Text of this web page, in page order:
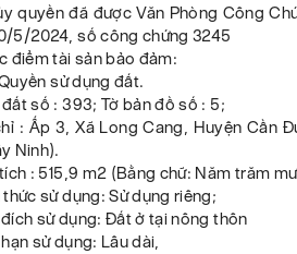
quyền đã được Văn Phòng Công
5/2024, số công chứng 3245
điểm tài sản bảo đảm:
sử dụng đất.
đất số : 393; Tờ bản đồ số : 5;
: Ấp 3, Xã Long Cang, Huyện Cần
Ninh).
: 515,9 m2 (Bằng chữ: Năm trăm
sử dụng: Sử dụng riêng;
sử dụng: Đất ở tại nông thôn
sử dụng: Lâu dài,